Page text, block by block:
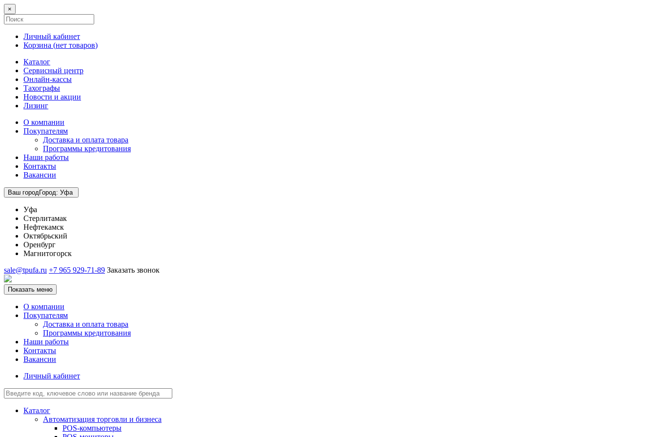
×
Личный кабинет
Корзина (нет товаров)
Каталог
Сервисный центр
Онлайн-кассы
Тахографы
Новости и акции
Лизинг
О компании
Покупателям
Доставка и оплата товара
Программы кредитования
Наши работы
Контакты
Вакансии
Ваш городГород: Уфа
Уфа
Стерлитамак
Нефтекамск
Октябрьский
Оренбург
Магнитогорск
sale@tpufa.ru +7 965 929-71-89 Заказать звонок
Показать меню
О компании
Покупателям
Доставка и оплата товара
Программы кредитования
Наши работы
Контакты
Вакансии
Личный кабинет
Каталог
Автоматизация торговли и бизнеса
POS-компьютеры